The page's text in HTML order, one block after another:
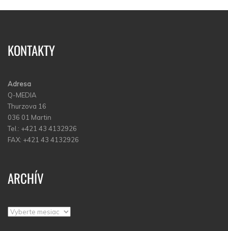
KONTAKTY
Adresa
Q-MEDIA
Thurzova 16
036 01 Martin
Tel.: +421 43 4132926
FAX: +421 43 4132926
ARCHÍV
Archív